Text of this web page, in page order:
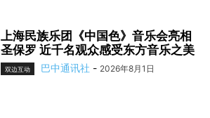
上海民族乐团《中国色》音乐会亮相
圣保罗 近千名观众感受东方音乐之美
双边互动 巴中通讯社 - 2026年8月1日